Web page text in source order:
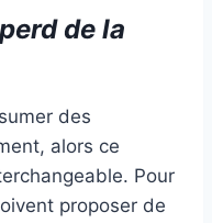
de la
des
alors ce
Pour
proposer de